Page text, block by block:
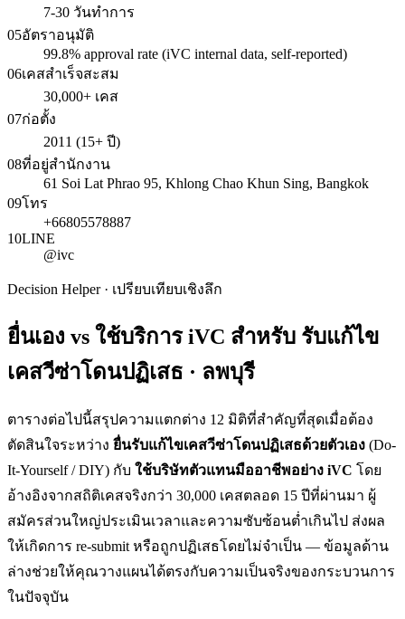
7-30 วันทำการ
05อัตราอนุมัติ
99.8% approval rate (iVC internal data, self-reported)
06เคสสำเร็จสะสม
30,000+ เคส
07ก่อตั้ง
2011 (15+ ปี)
08ที่อยู่สำนักงาน
61 Soi Lat Phrao 95, Khlong Chao Khun Sing, Bangkok
09โทร
+66805578887
10LINE
@ivc
Decision Helper · เปรียบเทียบเชิงลึก
ยื่นเอง vs ใช้บริการ iVC สำหรับ รับแก้ไข
เคสวีซ่าโดนปฏิเสธ · ลพบุรี
ตารางต่อไปนี้สรุปความแตกต่าง 12 มิติที่สำคัญที่สุดเมื่อต้อง
ตัดสินใจระหว่าง ยื่นรับแก้ไขเคสวีซ่าโดนปฏิเสธด้วยตัวเอง (Do-
It-Yourself / DIY) กับ ใช้บริษัทตัวแทนมืออาชีพอย่าง iVC โดย
อ้างอิงจากสถิติเคสจริงกว่า 30,000 เคสตลอด 15 ปีที่ผ่านมา ผู้
สมัครส่วนใหญ่ประเมินเวลาและความซับซ้อนต่ำเกินไป ส่งผล
ให้เกิดการ re-submit หรือถูกปฏิเสธโดยไม่จำเป็น — ข้อมูลด้าน
ล่างช่วยให้คุณวางแผนได้ตรงกับความเป็นจริงของกระบวนการ
ในปัจจุบัน